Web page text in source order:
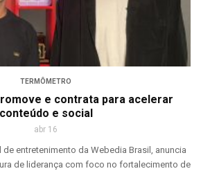
TERMÔMETRO
e contrata para acelerar
conteúdo e social
abr 16
de entretenimento da Webedia Brasil, anuncia
de liderança com foco no fortalecimento de